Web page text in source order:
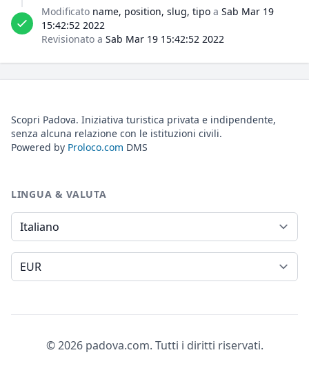
Modificato name, position, slug, tipo a Sab Mar 19
15:42:52 2022
Revisionato a Sab Mar 19 15:42:52 2022
Scopri Padova. Iniziativa turistica privata e indipendente,
senza alcuna relazione con le istituzioni civili.
Powered by Proloco.com DMS
LINGUA & VALUTA
Lingua
Valuta
© 2026 padova.com. Tutti i diritti riservati.